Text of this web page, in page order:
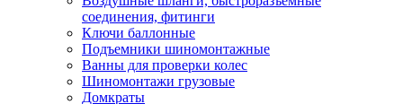
соединения, фитинги
Ключи баллонные
Подъемники шиномонтажные
Ванны для проверки колес
Шиномонтажи грузовые
Домкраты